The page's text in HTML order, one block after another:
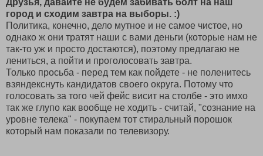
Друзья, давайте не будем забивать болт на наш
город и сходим завтра на выборы. :)
Политика, конечно, дело мутное и не самое чистое, но
однако ж они тратят наши с вами деньги (которые нам не
так-то уж и просто достаются), поэтому предлагаю не
лениться, а пойти и проголосовать завтра.
Только просьба - перед тем как пойдете - не поленитесь
взяндекснуть кандидатов своего округа. Потому что
голосовать за того чей фейс висит на столбе - это имхо
так же глупо как вообще не ходить - считай, "сознание на
уровне телека" - покупаем тот стиральный порошок
который нам показали по телевизору.